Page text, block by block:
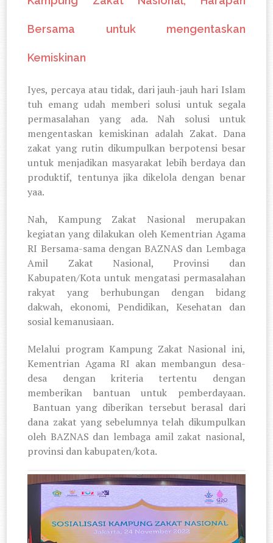
Bersama untuk mengentaskan
Kemiskinan
Iyes, percaya atau tidak, dari jauh-jauh hari Islam
tuh emang udah memberi solusi untuk segala
permasalahan yang ada. Nah solusi untuk
mengentaskan kemiskinan adalah Zakat. Dana
zakat yang rutin dikumpulkan berpotensi besar
untuk menjadikan masyarakat lebih berdaya dan
produktif, tentunya jika dikelola dengan benar
yaa.
Nah, Kampung Zakat Nasional merupakan
kegiatan yang dilakukan oleh Kementrian Agama
RI Bersama-sama dengan BAZNAS dan Lembaga
Amil Zakat Nasional, Provinsi dan
Kabupaten/Kota untuk mengatasi permasalahan
rakyat yang berhubungan dengan bidang
dakwah, ekonomi, Pendidikan, Kesehatan dan
sosial kemanusiaan.
Melalui program Kampung Zakat Nasional ini,
Kementrian Agama RI akan membangun desa-
desa dengan kriteria tertentu dengan
memberikan bantuan untuk pemberdayaan.
Bantuan yang diberikan tersebut berasal dari
dana zakat yang sebelumnya telah dikumpulkan
oleh BAZNAS dan lembaga amil zakat nasional,
provinsi dan kabupaten/kota.